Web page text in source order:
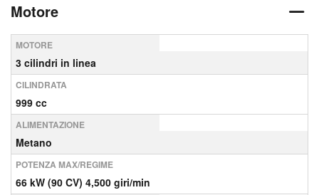
Motore
MOTORE
3 cilindri in linea
CILINDRATA
999 cc
ALIMENTAZIONE
Metano
POTENZA MAX/REGIME
66 kW (90 CV) 4,500 giri/min